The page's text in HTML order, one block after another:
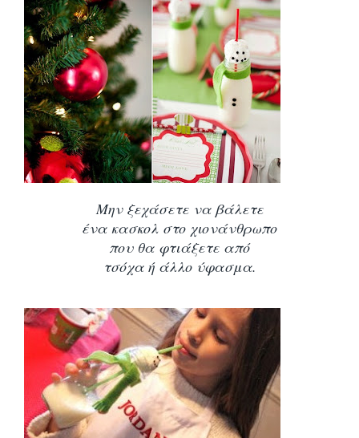
Μην ξεχάσετε να βάλετε
ένα κασκολ στο χιονάνθρωπο
που θα φτιάξετε από
τσόχα ή άλλο ύφασμα.